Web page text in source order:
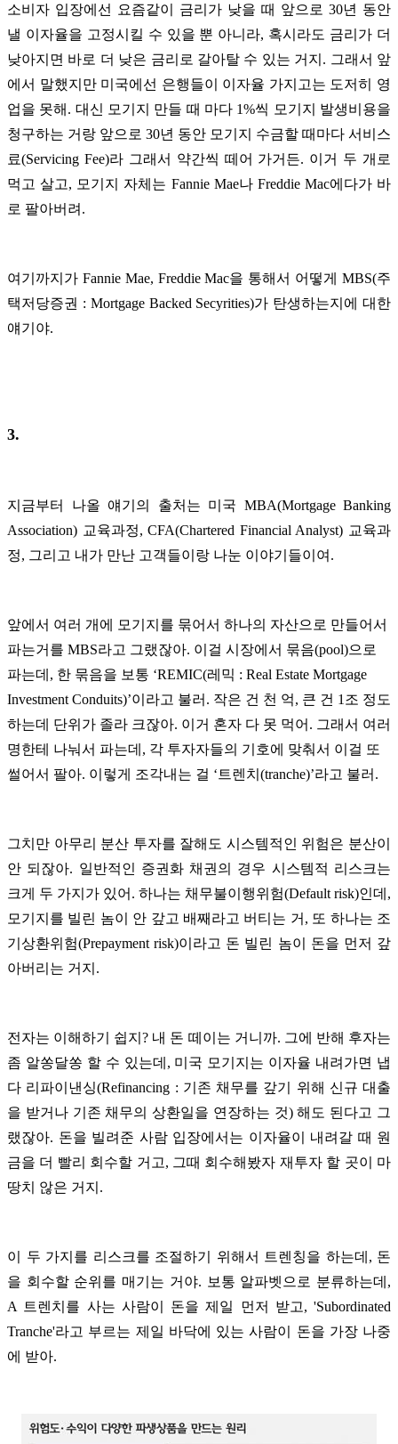
소비자 입장에선 요즘같이 금리가 낮을 때 앞으로 30년 동안
낼 이자율을 고정시킬 수 있을 뿐 아니라, 혹시라도 금리가 더
낮아지면 바로 더 낮은 금리로 갈아탈 수 있는 거지. 그래서 앞
에서 말했지만 미국에선 은행들이 이자율 가지고는 도저히 영
업을 못해. 대신 모기지 만들 때 마다 1%씩 모기지 발생비용을
청구하는 거랑 앞으로 30년 동안 모기지 수금할 때마다 서비스
료(Servicing Fee)라 그래서 약간씩 떼어 가거든. 이거 두 개로
먹고 살고, 모기지 자체는 Fannie Mae나 Freddie Mac에다가 바
로 팔아버려.
여기까지가 Fannie Mae, Freddie Mac을 통해서 어떻게 MBS(주
택저당증권 : Mortgage Backed Secyrities)가 탄생하는지에 대한
얘기야.
3.
지금부터 나올 얘기의 출처는 미국 MBA(Mortgage Banking
Association) 교육과정, CFA(Chartered Financial Analyst) 교육과
정, 그리고 내가 만난 고객들이랑 나눈 이야기들이여.
앞에서 여러 개에 모기지를 묶어서 하나의 자산으로 만들어서
파는거를 MBS라고 그랬잖아. 이걸 시장에서 묶음(pool)으로
파는데, 한 묶음을 보통 ‘REMIC(레믹 : Real Estate Mortgage
Investment Conduits)’이라고 불러. 작은 건 천 억, 큰 건 1조 정도
하는데 단위가 졸라 크잖아. 이거 혼자 다 못 먹어. 그래서 여러
명한테 나눠서 파는데, 각 투자자들의 기호에 맞춰서 이걸 또
썰어서 팔아. 이렇게 조각내는 걸 ‘트렌치(tranche)’라고 불러.
그치만 아무리 분산 투자를 잘해도 시스템적인 위험은 분산이
안 되잖아. 일반적인 증권화 채권의 경우 시스템적 리스크는
크게 두 가지가 있어. 하나는 채무불이행위험(Default risk)인데,
모기지를 빌린 놈이 안 갚고 배째라고 버티는 거, 또 하나는 조
기상환위험(Prepayment risk)이라고 돈 빌린 놈이 돈을 먼저 갚
아버리는 거지.
전자는 이해하기 쉽지? 내 돈 떼이는 거니까. 그에 반해 후자는
좀 알쏭달쏭 할 수 있는데, 미국 모기지는 이자율 내려가면 냅
다 리파이낸싱(Refinancing : 기존 채무를 갚기 위해 신규 대출
을 받거나 기존 채무의 상환일을 연장하는 것) 해도 된다고 그
랬잖아. 돈을 빌려준 사람 입장에서는 이자율이 내려갈 때 원
금을 더 빨리 회수할 거고, 그때 회수해봤자 재투자 할 곳이 마
땅치 않은 거지.
이 두 가지를 리스크를 조절하기 위해서 트렌칭을 하는데, 돈
을 회수할 순위를 매기는 거야. 보통 알파벳으로 분류하는데,
A 트렌치를 사는 사람이 돈을 제일 먼저 받고, 'Subordinated
Tranche'라고 부르는 제일 바닥에 있는 사람이 돈을 가장 나중
에 받아.